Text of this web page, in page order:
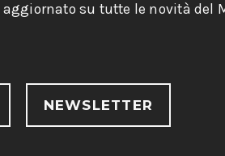
aggiornato su tutte le novità
NEWSLETTER